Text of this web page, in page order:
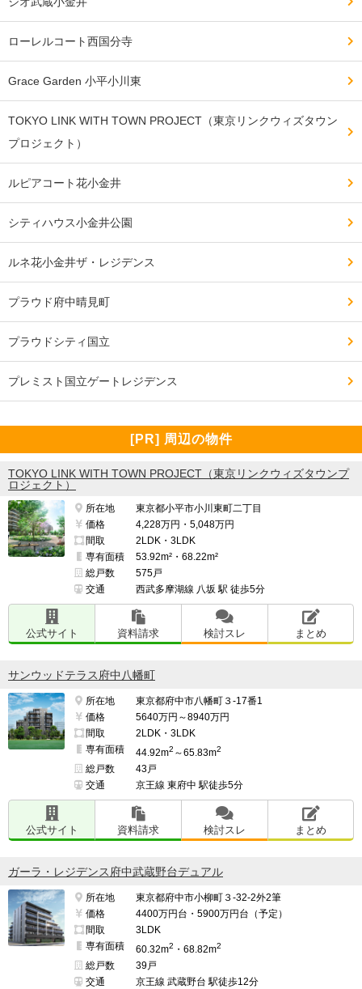
る。
小学校までは一本道でわかりやすく安心。
中学校も近い。
幼稚園は目の前にあり、他の幼稚園に通うとしても周り
にマンションが多いので色んな幼稚園のバスが来てい
る。
公園がいっぱいある。
保育園は人気で入りにくいかも？
交通・アクセスで良い点、残念な点
一橋学園駅まで一本道で徒歩10分
国分寺駅までもバスや自転車で6.7分
国分寺駅は中央特快が止まるので新宿まで約20分、東京
駅までも約30分で行けて便利。
駅近がいい人には少し遠いかも
━━━━━━━━━━━━━━━━━━━
治安・安全の面で良い点、残念な点
マンションや住宅が多いので人目につきやすい。
夜も静かで不審者とか見たことないです。
周りのマンションも含めいろんなところに防犯カメラが
あるのも安心。
小学校までの道が車通りもあるので少し心配。
朝はスクールゾーンで車は通りませんが。
━━━━━━━━━━━━━━━━━━━
管理面で良い点、残念な点
━━━━━━━━━━━━━━━━━━━
ローレルコート西国分寺
Grace Garden 小平小川東
TOKYO LINK WITH TOWN PROJECT（東京リンクウィズタウン
プロジェクト）
ルピアコート花小金井
シティハウス小金井公園
ルネ花小金井ザ・レジデンス
プラウド府中晴見町
プラウドシティ国立
プレミスト国立ゲートレジデンス
[PR] 周辺の物件
TOKYO LINK WITH TOWN PROJECT（東京リンクウィズタウンプ
ロジェクト）
所在地
東京都小平市小川東町二丁目
価格
4,228万円・5,048万円
間取
2LDK・3LDK
専有面積
53.92m²・68.22m²
総戸数
575戸
交通
西武多摩湖線 八坂 駅 徒歩5分
公式サイト 資料請求 検討スレ まとめ
サンウッドテラス府中八幡町
所在地
東京都府中市八幡町３-17番1
価格
5640万円～8940万円
間取
2LDK・3LDK
専有面積
44.92m2 ～65.83m2
総戸数
43戸
交通
京王線 東府中 駅徒歩5分
公式サイト 資料請求 検討スレ まとめ
ガーラ・レジデンス府中武蔵野台デュアル
所在地
東京都府中市小柳町３-32-2外2筆
価格
4400万円台・5900万円台（予定）
間取
3LDK
専有面積
60.32m2 ・68.82m2
総戸数
39戸
交通
京王線 武蔵野台 駅徒歩12分